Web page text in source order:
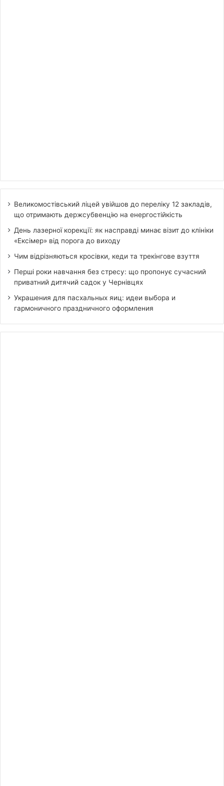
Великомостівський ліцей увійшов до переліку 12 закладів,
що отримають держсубвенцію на енергостійкість
День лазерної корекції: як насправді минає візит до клініки
«Ексімер» від порога до виходу
Чим відрізняються кросівки, кеди та трекінгове взуття
Перші роки навчання без стресу: що пропонує сучасний
приватний дитячий садок у Чернівцях
Украшения для пасхальных яиц: идеи выбора и
гармоничного праздничного оформления